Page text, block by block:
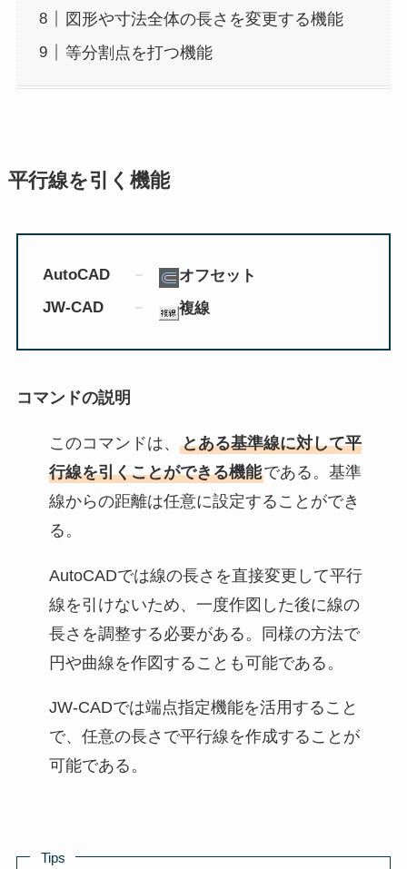
図形や寸法全体の長さを変更する機能
等分割点を打つ機能
平行線を引く機能
AutoCAD
オフセット
JW-CAD
複線
コマンドの説明
このコマンドは、 とある基準線に対して平
行線を引くことができる機能である。基準
線からの距離は任意に設定することができ
る。
AutoCADでは線の長さを直接変更して平行
線を引けないため、一度作図した後に線の
長さを調整する必要がある。同様の方法で
円や曲線を作図することも可能である。
JW-CADでは端点指定機能を活用すること
で、任意の長さで平行線を作成することが
可能である。
Tips